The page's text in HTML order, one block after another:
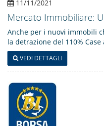
11/11/2021
Mercato Immobiliare:
Anche per i nuovi immobili
la detrazione del 110%
VEDI DETTAGLI